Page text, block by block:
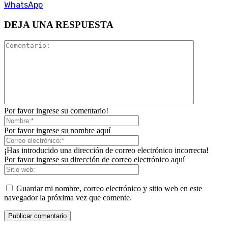
WhatsApp
DEJA UNA RESPUESTA
Por favor ingrese su comentario!
Por favor ingrese su nombre aquí
¡Has introducido una dirección de correo electrónico incorrecta!
Por favor ingrese su dirección de correo electrónico aquí
Guardar mi nombre, correo electrónico y sitio web en este
navegador la próxima vez que comente.